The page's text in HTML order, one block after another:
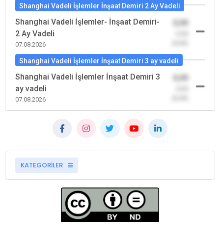
Shanghai Vadeli İşlemler İnşaat Demiri 2 Ay Vadeli
Shanghai Vadeli İşlemler- İnşaat Demiri-
2 Ay Vadeli
07.08.2026
Shanghai Vadeli İşlemler İnşaat Demiri 3 ay vadeli
Shanghai Vadeli İşlemler İnşaat Demiri 3
ay vadeli
07.08.2026
KATEGORİLER